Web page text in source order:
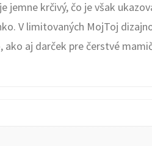
jemne krčivý, čo je však
V limitovaných MojToj
aj darček pre čerstvé